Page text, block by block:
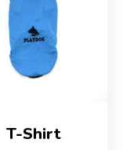
T-Shirt